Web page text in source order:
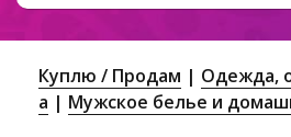
Куплю / Продам Одежда,
а
Мужское белье и